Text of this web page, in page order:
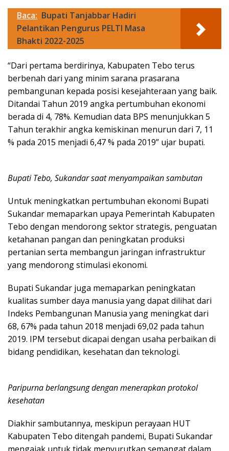
Baca: Bupati Tanjabbar Hadiri
Pelantikan Pengurus PELTI Masa
Bhakti 2022-2025
“Dari pertama berdirinya, Kabupaten Tebo terus
berbenah dari yang minim sarana prasarana
pembangunan kepada posisi kesejahteraan yang baik.
Ditandai Tahun 2019 angka pertumbuhan ekonomi
berada di 4, 78%. Kemudian data BPS menunjukkan 5
Tahun terakhir angka kemiskinan menurun dari 7, 11
% pada 2015 menjadi 6,47 % pada 2019” ujar bupati.
Bupati Tebo, Sukandar saat menyampaikan sambutan
Untuk meningkatkan pertumbuhan ekonomi Bupati
Sukandar memaparkan upaya Pemerintah Kabupaten
Tebo dengan mendorong sektor strategis, penguatan
ketahanan pangan dan peningkatan produksi
pertanian serta membangun jaringan infrastruktur
yang mendorong stimulasi ekonomi.
Bupati Sukandar juga memaparkan peningkatan
kualitas sumber daya manusia yang dapat dilihat dari
Indeks Pembangunan Manusia yang meningkat dari
68, 67% pada tahun 2018 menjadi 69,02 pada tahun
2019. IPM tersebut dicapai dengan usaha perbaikan di
bidang pendidikan, kesehatan dan teknologi.
Paripurna berlangsung dengan menerapkan protokol
kesehatan
Diakhir sambutannya, meskipun perayaan HUT
Kabupaten Tebo ditengah pandemi, Bupati Sukandar